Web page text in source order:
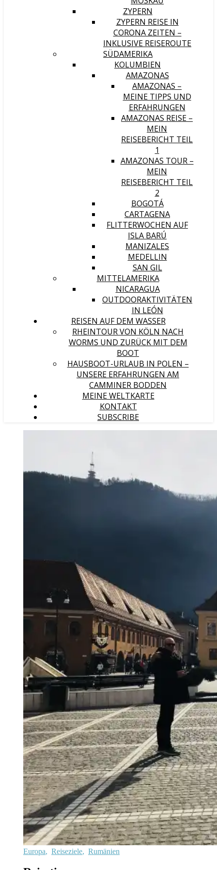
ZYPERN
ZYPERN REISE IN
CORONA ZEITEN –
INKLUSIVE REISEROUTE
SÜDAMERIKA
KOLUMBIEN
AMAZONAS
AMAZONAS –
MEINE TIPPS UND
ERFAHRUNGEN
AMAZONAS REISE –
MEIN
REISEBERICHT TEIL
1
AMAZONAS TOUR –
MEIN
REISEBERICHT TEIL
2
BOGOTÁ
CARTAGENA
FLITTERWOCHEN AUF
ISLA BARÚ
MANIZALES
MEDELLIN
SAN GIL
MITTELAMERIKA
NICARAGUA
OUTDOORAKTIVITÄTEN
IN LEÓN
REISEN AUF DEM WASSER
RHEINTOUR VON KÖLN NACH
WORMS UND ZURÜCK MIT DEM
BOOT
HAUSBOOT-URLAUB IN POLEN –
UNSERE ERFAHRUNGEN AM
CAMMINER BODDEN
MEINE WELTKARTE
KONTAKT
SUBSCRIBE
Europa, Reiseziele, Rumänien